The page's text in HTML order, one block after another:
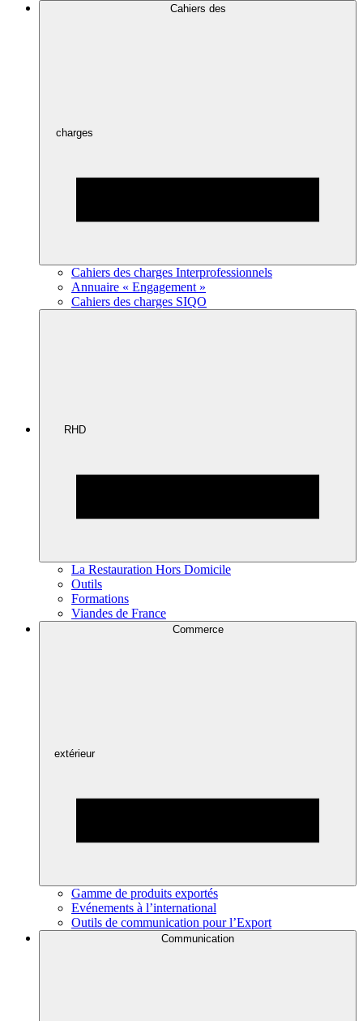
Cahiers des
charges
Cahiers des charges Interprofessionnels
Annuaire « Engagement »
Cahiers des charges SIQO
RHD
La Restauration Hors Domicile
Outils
Formations
Viandes de France
Commerce
extérieur
Gamme de produits exportés
Evénements à l’international
Outils de communication pour l’Export
Communication